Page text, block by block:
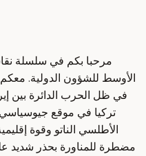
مرحبا بكم في سلسلة
الأوسط للشؤون الدولية.
في ظل الحرب الدائرة بين
تركيا في موقع
الأطلسي الناتو وقوة
مضطرة للمناورة بحذر شديد